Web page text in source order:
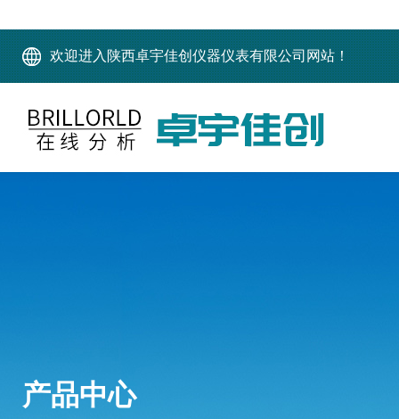
欢迎进入陕西卓宇佳创仪器仪表有限公司网站！
产品中心